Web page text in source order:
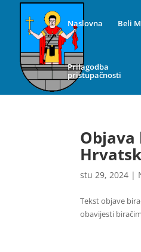
Naslovna Beli
Prilagodba
pristupačnosti
Objava
stu 29, 2024 |
Tekst objave
obavijesti